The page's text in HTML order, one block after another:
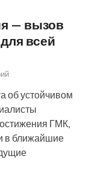
— вызов
всей
об устойчивом
ГМК,
в ближайшие